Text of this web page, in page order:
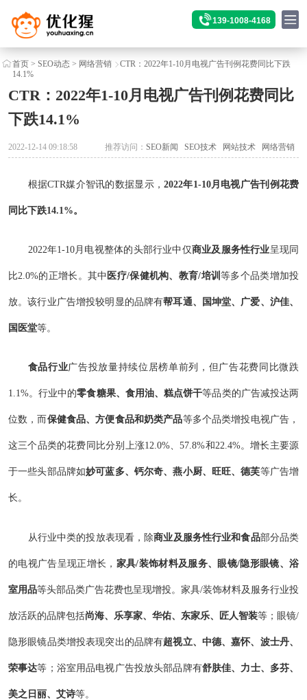
139-1008-4168
首页> SEO动态> 网络营销
CTR：2022年1-10月电视广告刊例花费同比下跌
14.1%
CTR：2022年1-10月电视广告刊例花费同比
下跌14.1%
2022-12-14 09:18:58 推荐访问：SEO新闻 SEO技术 网站技术 网络营销
根据CTR媒介智讯的数据显示，2022年1-10月电视广告刊例花费
同比下跌14.1%。
2022年1-10月电视整体的头部行业中仅商业及服务性行业呈现同
比2.0%的正增长。其中 医疗/保健机构、教育/培训等多个品类增加投
放。该行业广告增投较明显的品牌有帮耳通、国坤堂、广爱、沪佳、
国医堂等。
食品行业广告投放量持续位居榜单前列，但广告花费同比微跌
1.1%。行业中的零食糖果、食用油、糕点饼干等品类的广告减投达两
位数，而保健食品、方便食品和奶类产品等多个品类增投电视广告，
这三个品类的花费同比分别上涨12.0%、57.8%和22.4%。增长主要源
于一些头部品牌如妙可蓝多、钙尔奇、燕小厨、旺旺、德芙等广告增
长。
从行业中类的投放表现看，除商业及服务性行业和食品部分品类
的电视广告呈现正增长， 家具/装饰材料及服务、眼镜/隐形眼镜、浴
室用品等头部品类广告花费也呈现增投。家具/装饰材料及服务行业投
放活跃的品牌包括尚海、乐享家、华佑、东家乐、匠人智装等；眼镜/
隐形眼镜品类增投表现突出的品牌有超视立、中德、嘉怀、波士丹、
荣事达等；浴室用品电视广告投放头部品牌有舒肤佳、力士、多芬、
美之日丽、艾诗等。